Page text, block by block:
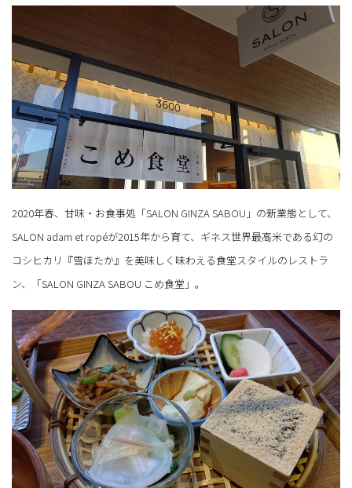
2020年春、甘味・お食事処「SALON GINZA SABOU」の新業態として、
SALON adam et ropéが2015年から育て、ギネス世界最高米である幻の
コシヒカリ『雪ほたか』を美味しく味わえる食堂スタイルのレストラ
ン、「SALON GINZA SABOU こめ食堂」。